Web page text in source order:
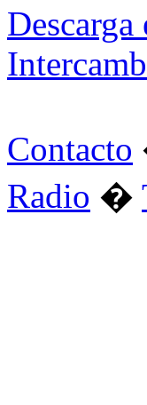
Contacto
Radio �